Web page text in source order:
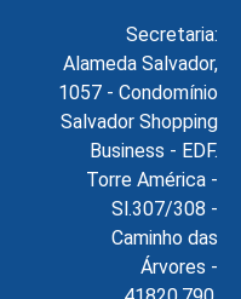
Secretaria:
Alameda Salvador,
1057 - Condomínio
Salvador Shopping
Business - EDF.
Torre América -
Sl.307/308 -
Caminho das
Árvores -